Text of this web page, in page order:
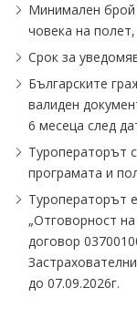
Минимален брой
човека на
Срок за
Българските
валиден
6 месеца след
Туроператорът
програмата и
Туроператорът
„Отговорност
договор
до 07.09.2026г.